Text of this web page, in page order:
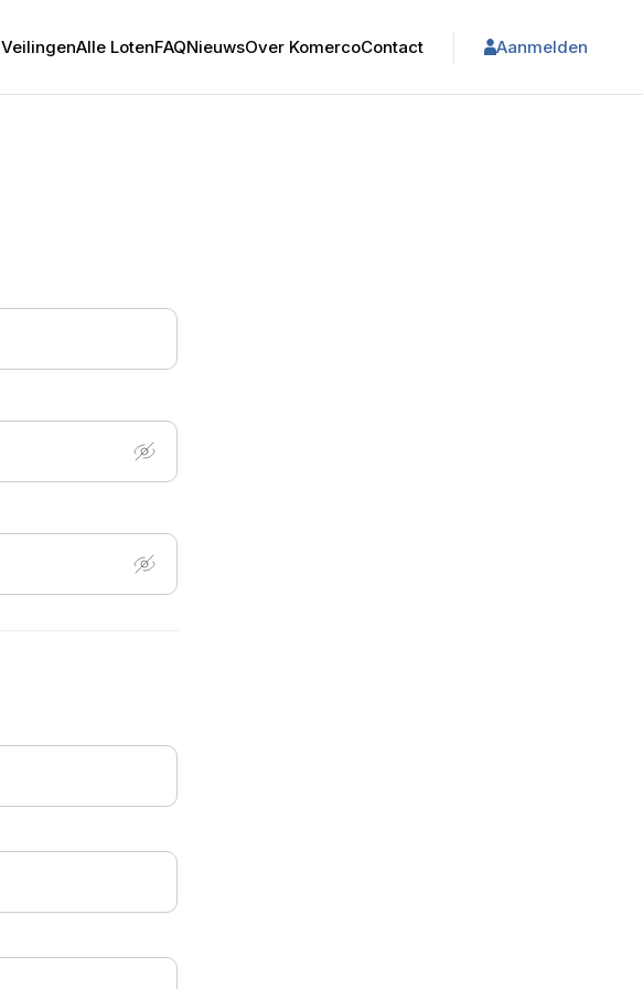
VeilingenAlle LotenFAQNieuwsOver KomercoContact Aanmelden